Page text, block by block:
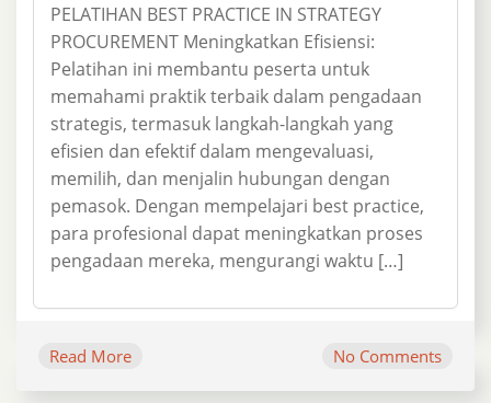
PELATIHAN BEST PRACTICE IN STRATEGY
PROCUREMENT Meningkatkan Efisiensi:
Pelatihan ini membantu peserta untuk
memahami praktik terbaik dalam pengadaan
strategis, termasuk langkah-langkah yang
efisien dan efektif dalam mengevaluasi,
memilih, dan menjalin hubungan dengan
pemasok. Dengan mempelajari best practice,
para profesional dapat meningkatkan proses
pengadaan mereka, mengurangi waktu […]
Read More No Comments